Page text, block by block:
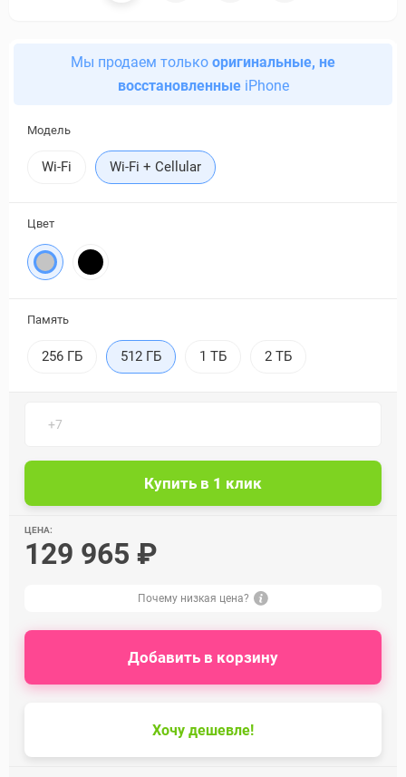
Мы продаем только оригинальные, не
восстановленныеiPhone
Модель
Wi-Fi Wi-Fi + Cellular
Цвет
Память
256 ГБ 512 ГБ 1 ТБ 2 ТБ
ЦЕНА:
129 965 ₽
Почему низкая цена?
Хочу дешевле!
Добавить в корзину